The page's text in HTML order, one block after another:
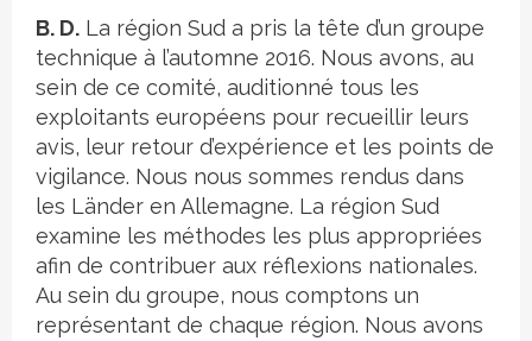
B. D. La région Sud a pris la tête d’un groupe
technique à l’automne 2016. Nous avons, au
sein de ce comité, auditionné tous les
exploitants européens pour recueillir leurs
avis, leur retour d’expérience et les points de
vigilance. Nous nous sommes rendus dans
les Länder en Allemagne. La région Sud
examine les méthodes les plus appropriées
afin de contribuer aux réflexions nationales.
Au sein du groupe, nous comptons un
représentant de chaque région. Nous avons